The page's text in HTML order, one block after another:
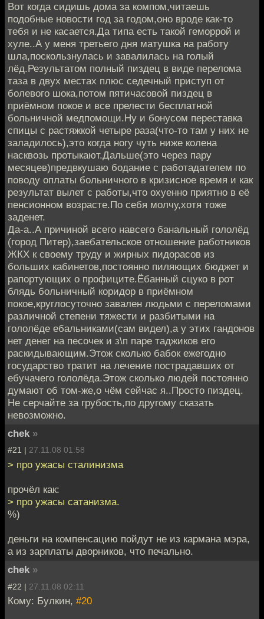
Вот когда сидишь дома за компом,читаешь
подобные новости год за годом,оно вроде как-то
тебя и не касается.Да типа есть такой геморрой и
хуле..А у меня третьего дня матушка на работу
шла,поскользнулась и завалилась на голый
лёд.Результатом полный пиздец в виде перелома
таза в двух местах плюс седечный приступ от
болевого шока,потом пятичасовой пиздец в
приёмном покое и все прелести бесплатной
больничной медпомощи.Ну и бонусом переставка
спицы с растяжкой четыре раза(что-то там у них не
заладилось),это когда ногу чуть ниже колена
насквозь протыкают.Дальше(это через пару
месяцев)предвкушаю бодание с работадателем по
поводу оплаты больничного в кризисное время и как
результат вылет с работы,что охуенно приятно в её
пенсионном возрасте.По себя молчу,хотя тоже
заденет.
Да-а..А причиной всего навсего банальный гололёд
(город Питер),заебательское отношение работников
ЖКХ к своему труду и жирных пидорасов из
больших кабинетов,постоянно пиляющих бюджет и
рапортующих о профиците.Ёбанный сцуко в рот
блядь больничный коридор в приёмном
покое,круглосуточно завален людьми с переломами
различной степени тяжести и разбитыми на
гололёде ебальниками(сам видел),а у этих гандонов
нет денег на песочек и з\п паре таджиков его
раскидывающим.Этож сколько бабок ежегодно
государство тратит на лечение пострадавших от
ебучачего гололёда.Этож сколько людей постоянно
думают об том-же,о чём сейчас я..Просто пиздец.
Не серчайте за грубость,по другому сказать
невозможно.
chek »
#21 | 27.11.08 01:58
> про ужасы сталинизма
прочёл как:
> про ужасы сатанизма.
%)
деньги на компенсацию пойдут не из кармана мэра,
а из зарплаты дворников, что печально.
chek »
#22 | 27.11.08 02:11
Кому: Булкин, #20